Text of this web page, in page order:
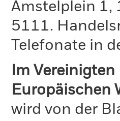
Amstelplein 1,
5111.
Telefonate in
Im
Europäischen
wird von der